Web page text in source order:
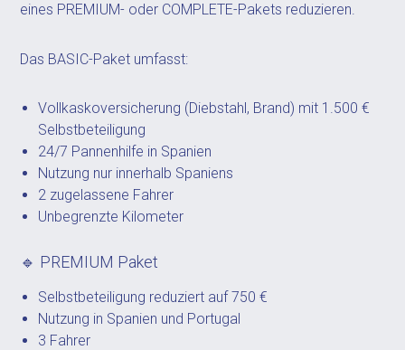
eines PREMIUM- oder COMPLETE-Pakets reduzieren.
Das BASIC-Paket umfasst:
Vollkaskoversicherung (Diebstahl, Brand) mit 1.500 €
Selbstbeteiligung
24/7 Pannenhilfe in Spanien
Nutzung nur innerhalb Spaniens
2 zugelassene Fahrer
Unbegrenzte Kilometer
🔹 PREMIUM Paket
Selbstbeteiligung reduziert auf 750 €
Nutzung in Spanien und Portugal
3 Fahrer